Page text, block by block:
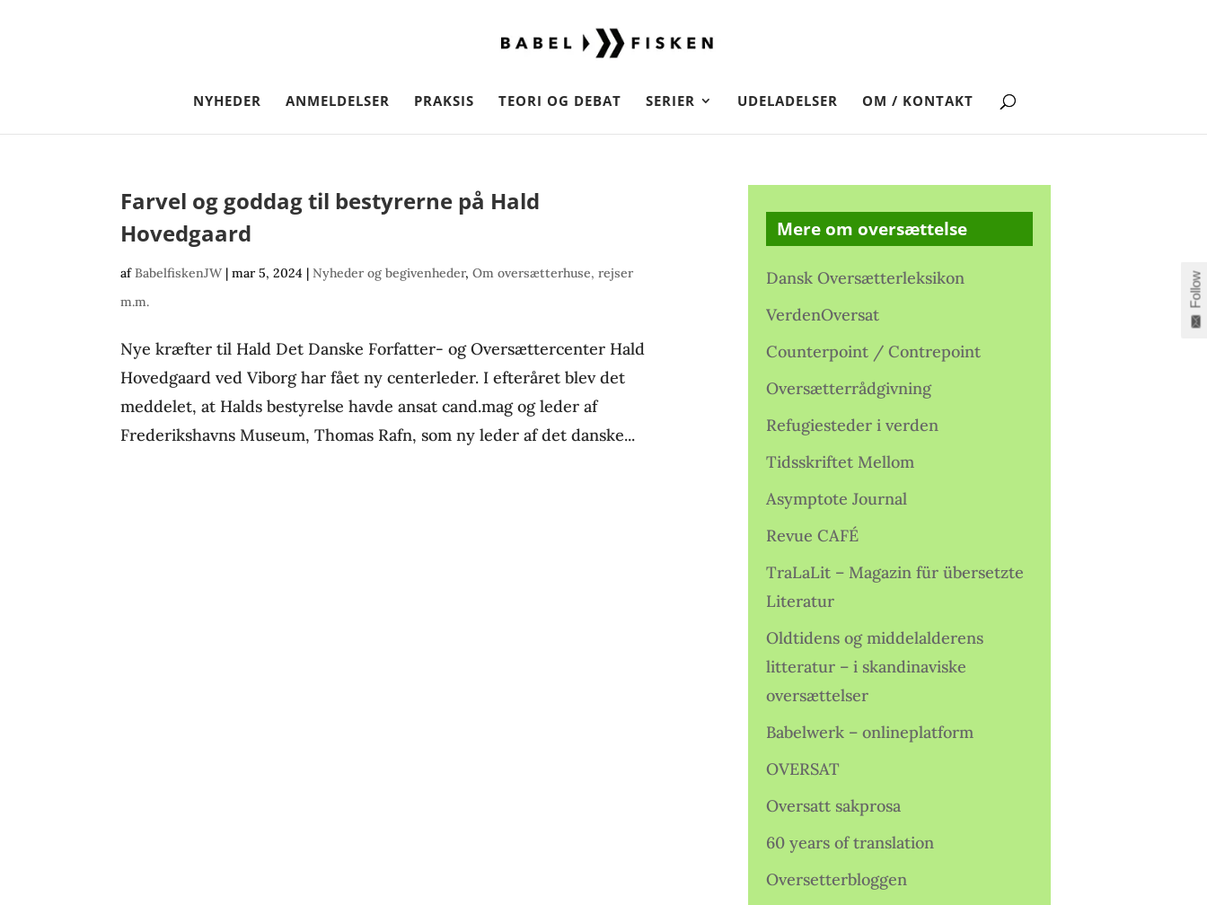
NYHEDER ANMELDELSER PRAKSIS TEORI OG DEBAT SERIER UDELADELSER OM / KONTAKT
Farvel og goddag til bestyrerne på Hald
Hovedgaard
afBabelfiskenJW |mar 5, 2024 |Nyheder og begivenheder,Om oversætterhuse, rejser
m.m.
Nye kræfter til Hald Det Danske Forfatter- og Oversættercenter Hald
Hovedgaard ved Viborg har fået ny centerleder. I efteråret blev det
meddelet, at Halds bestyrelse havde ansat cand.mag og leder af
Frederikshavns Museum, Thomas Rafn, som ny leder af det danske...
Mere om oversættelse
Dansk Oversætterleksikon
VerdenOversat
Counterpoint / Contrepoint
Oversætterrådgivning
Refugiesteder i verden
Tidsskriftet Mellom
Asymptote Journal
Revue CAFÉ
TraLaLit – Magazin für übersetzte
Literatur
Oldtidens og middelalderens
litteratur – i skandinaviske
oversættelser
Babelwerk – onlineplatform
OVERSAT
Oversatt sakprosa
60 years of translation
Oversetterbloggen
Follow